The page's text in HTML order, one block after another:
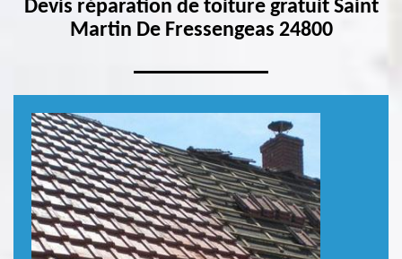
Devis réparation de toiture gratuit Saint
Martin De Fressengeas 24800